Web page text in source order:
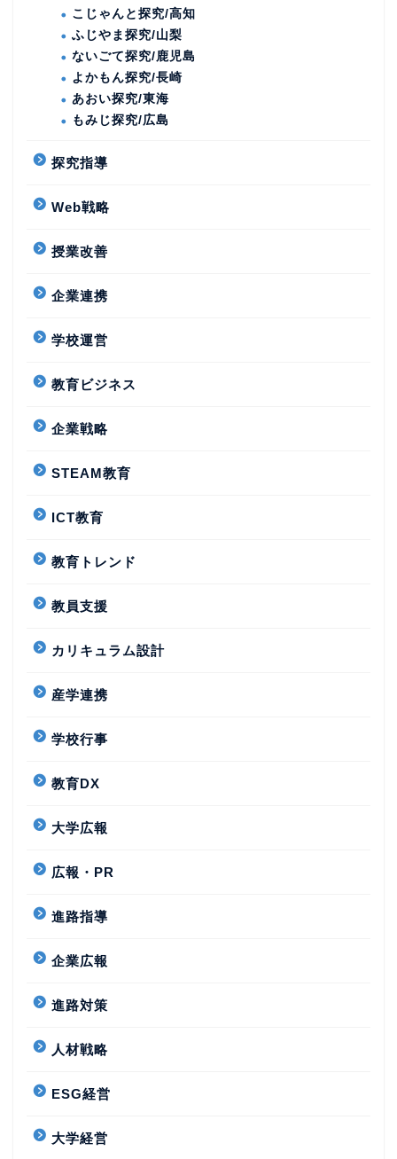
こじゃんと探究/高知
ふじやま探究/山梨
ないごて探究/鹿児島
よかもん探究/長崎
あおい探究/東海
もみじ探究/広島
探究指導
Web戦略
授業改善
企業連携
学校運営
教育ビジネス
企業戦略
STEAM教育
ICT教育
教育トレンド
教員支援
カリキュラム設計
産学連携
学校行事
教育DX
大学広報
広報・PR
進路指導
企業広報
進路対策
人材戦略
ESG経営
大学経営